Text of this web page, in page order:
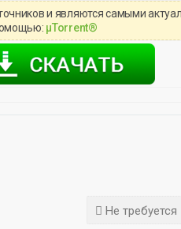
и являются самыми
μTorrent®
Не требуется